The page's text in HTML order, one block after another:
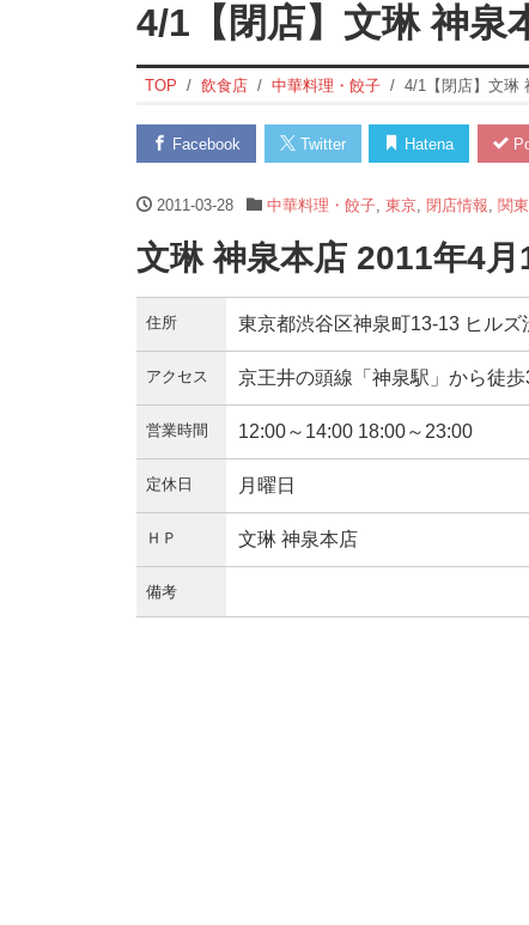
4/1【閉店】文琳 神泉
TOP 飲食店 中華料理・餃子 4/1【閉店】文琳
Facebook Twitter Hatena
2011-03-28 中華料理・餃子, 東京, 閉店情報 関
文琳 神泉本店 2011年4
住所 東京都渋谷区神泉町13-13 ヒル
アクセス 京王井の頭線「神泉駅」から徒歩
営業時間 12:00～14:00 18:00～23:00
定休日 月曜日
ＨＰ 文琳 神泉本店
備考